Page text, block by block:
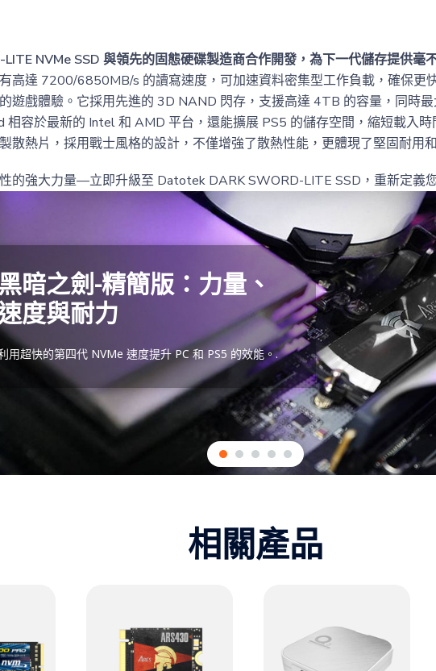
NVMe SSD 與領先的固態硬碟製造商合作開發，為下一代儲存提供毫
高達 7200/6850MB/s 的讀寫速度，可加速資料密集型工作負載，確保更
遊戲體驗。它採用先進的 3D NAND 閃存，支援高達 4TB 的容量，同時
相容於最新的 Intel 和 AMD 平台，還能擴展 PS5 的儲存空間，縮短載入
散熱片，採用戰士風格的設計，不僅增強了散熱性能，更體現了堅固耐用
的強大力量—立即升級至 Datotek DARK SWORD-LITE SSD，重新定義
暗之劍-精簡版：力量、
度與耐力
用超快的第四代 NVMe 速度提升 PC 和 PS5 的效能。.
相關產品